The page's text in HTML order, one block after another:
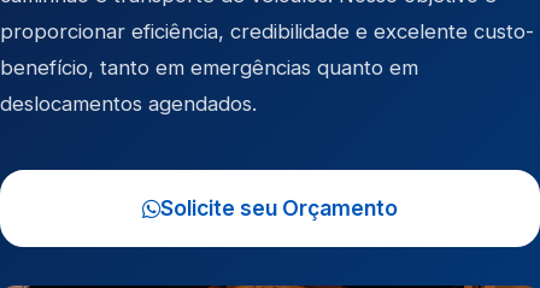
proporcionar eficiência, credibilidade e excelente custo-
benefício, tanto em emergências quanto em
deslocamentos agendados.
Solicite seu Orçamento